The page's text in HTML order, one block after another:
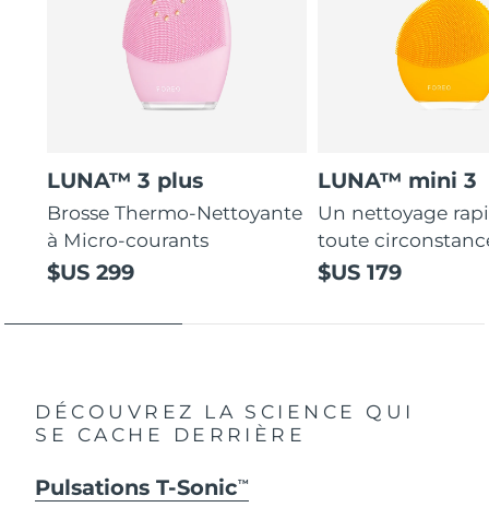
LUNA™ 3 plus
Brosse Thermo-Nettoyante
à Micro-courants
$US 299
LUNA™ mini 3
Un nettoyage
toute
$US 179
DÉCOUVREZ LA SCIENCE QUI
SE CACHE DERRIÈRE
Pulsations T-SonicTM